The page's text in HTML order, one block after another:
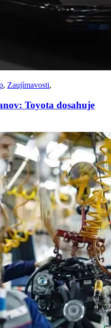
, Zaujímavosti,
Toyota dosahuje